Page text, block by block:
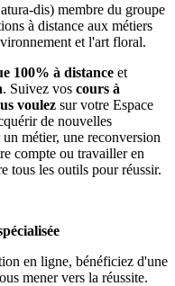
dis) membre du groupe
à distance aux métiers
et l'art floral.
100% à distance et
. Suivez vos cours à
voulez sur votre Espace
de nouvelles
métier, une reconversion
compte ou travailler en
tous les outils pour réussir.
en ligne, bénéficiez d'une
mener vers la réussite.